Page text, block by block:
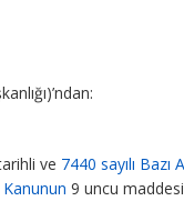
ve 7440 sayılı Bazı
Kanunun 9 uncu